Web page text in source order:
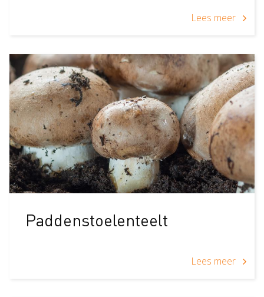
Lees meer
Paddenstoelenteelt
Lees meer